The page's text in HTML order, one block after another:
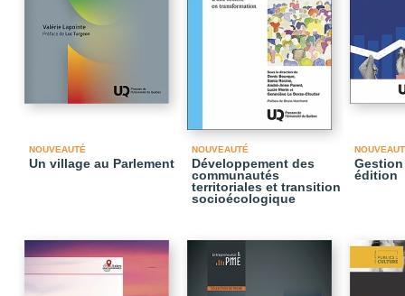
NOUVEAUTÉ
Un village au Parlement
NOUVEAUTÉ
Développement des
communautés
territoriales et transition
socioécologique
édition